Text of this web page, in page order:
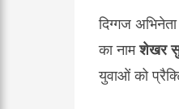
दिग्गज अभिनेता
का नामशेखर
युवाओं को